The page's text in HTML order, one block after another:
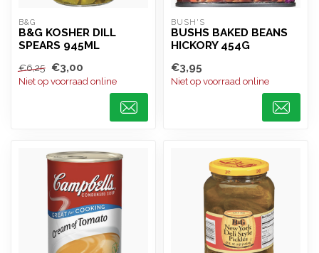
B&G
B&G KOSHER DILL
SPEARS 945ML
€6,25 €3,00
Niet op voorraad online
BUSH'S
BUSHS BAKED BEANS
HICKORY 454G
€3,95
Niet op voorraad online